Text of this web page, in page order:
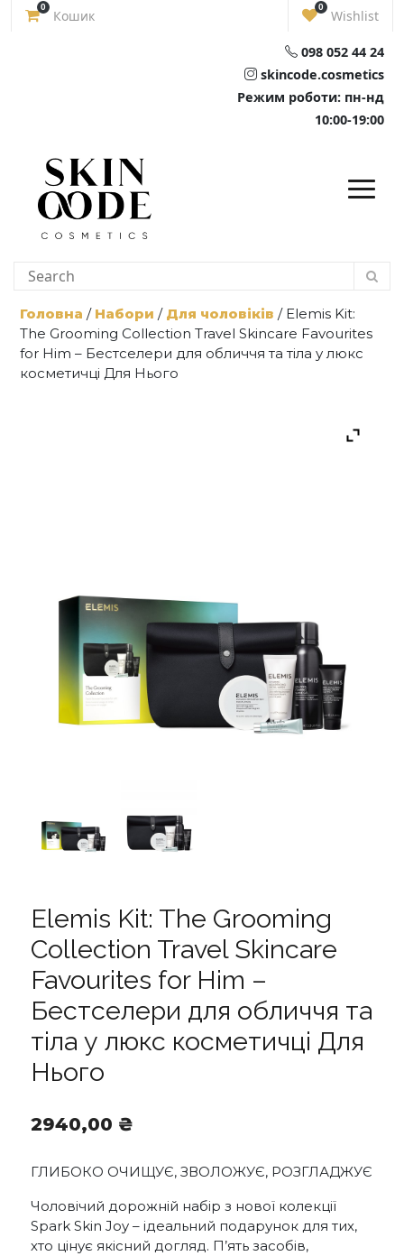
Skip
0
Кошик
0
Wishlist
098 052 44 24
skincode.cosmetics
Режим роботи: пн-нд
10:00-19:00
Головна / Набори / Для чоловіків / Elemis Kit:
The Grooming Collection Travel Skincare Favourites
for Him – Бестселери для обличчя та тіла у люкс
косметичці Для Нього
Elemis Kit: The Grooming
Collection Travel Skincare
Favourites for Him –
Бестселери для обличчя та
тіла у люкс косметичці Для
Нього
2940,00 ₴
ГЛИБОКО ОЧИЩУЄ, ЗВОЛОЖУЄ, РОЗГЛАДЖУЄ
Чоловічий дорожній набір з нової колекції
Spark Skin Joy – ідеальний подарунок для тих,
хто цінує якісний догляд. П’ять засобів,